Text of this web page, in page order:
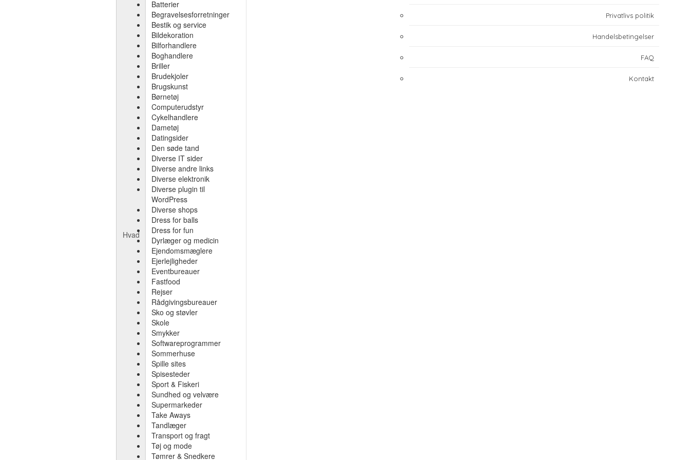
Hvad
Batterier
Begravelsesforretninger
Bestik og service
Bildekoration
Bilforhandlere
Boghandlere
Briller
Brudekjoler
Brugskunst
Børnetøj
Computerudstyr
Cykelhandlere
Dametøj
Datingsider
Den søde tand
Diverse IT sider
Diverse andre links
Diverse elektronik
Diverse plugin til
WordPress
Diverse shops
Dress for balls
Dress for fun
Dyrlæger og medicin
Ejendomsmæglere
Ejerlejligheder
Eventbureauer
Fastfood
Rejser
Rådgivingsbureauer
Sko og støvler
Skole
Smykker
Softwareprogrammer
Sommerhuse
Spille sites
Spisesteder
Sport & Fiskeri
Sundhed og velvære
Supermarkeder
Take Aways
Tandlæger
Transport og fragt
Tøj og mode
Tømrer & Snedkere
Privatlivs politik
Handelsbetingelser
FAQ
Kontakt